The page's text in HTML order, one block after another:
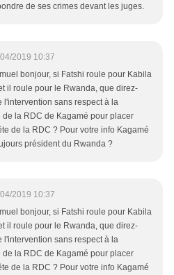
de ses crimes devant les juges.
2019 10:37
bonjour, si Fatshi roule pour Kabila
il roule pour le Rwanda, que direz-
l'intervention sans respect à la
de la RDC de Kagamé pour placer
de la RDC ? Pour votre info Kagamé
président du Rwanda ?
2019 10:37
bonjour, si Fatshi roule pour Kabila
il roule pour le Rwanda, que direz-
l'intervention sans respect à la
de la RDC de Kagamé pour placer
de la RDC ? Pour votre info Kagamé